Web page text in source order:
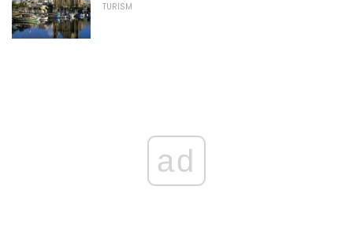
TURISM
ad